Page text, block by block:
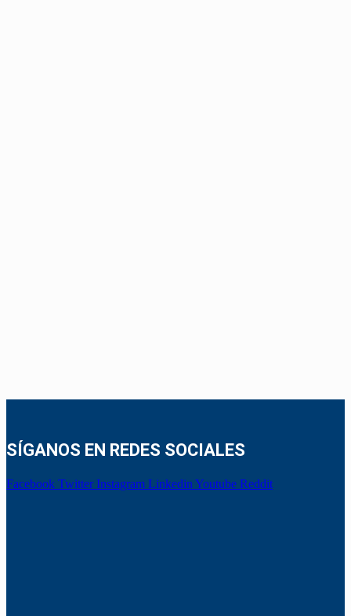
SÍGANOS EN REDES SOCIALES
Facebook Twitter Instagram Linkedin Youtube Reddit